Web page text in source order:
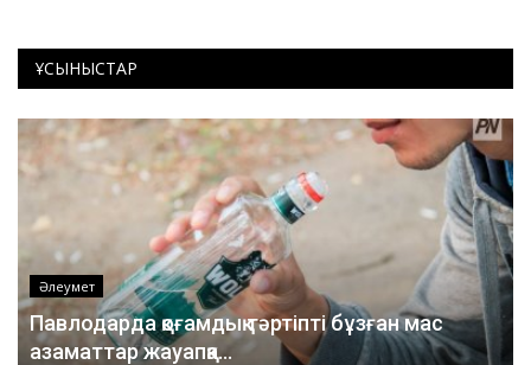
ҰСЫНЫСТАР
Әлеумет
Павлодарда қоғамдық тәртіпті бұзған мас
азаматтар жауапқа...